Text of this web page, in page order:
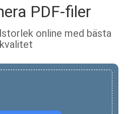
PDF-filer
online med bästa
kvalitet